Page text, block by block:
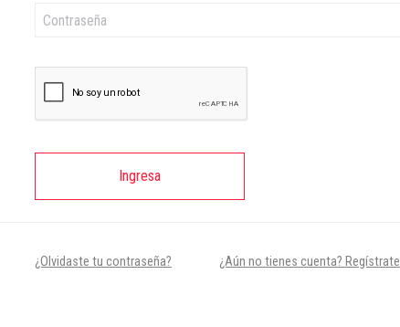
Ingresa
¿Olvidaste tu contraseña? ¿Aún no tienes cuenta? Regístrate